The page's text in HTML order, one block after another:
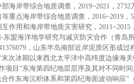
海岸带综合地质调查，2019~2021，2732
重点海岸带综合地质调查，2016~2019，
作用和海岸带地质灾害研究，2011~2015
盟海洋地学研究与减灾防灾合作（青岛
，山东半岛南部近岸泥质区形成
次冰期以来西北太平洋中高纬度边缘海
项目“东海第四纪地层层序及其对不同时
作东海沉积体系和第四纪海面波动响应”